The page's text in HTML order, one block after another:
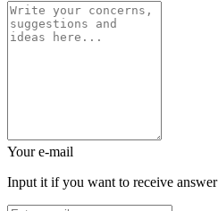
Your e-mail
Input it if you want to receive answer